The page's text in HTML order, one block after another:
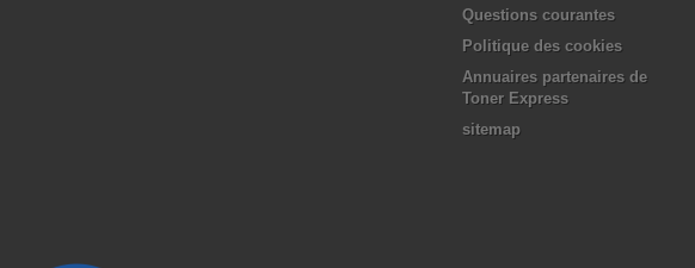
Questions courantes
Politique des cookies
Annuaires partenaires de
Toner Express
sitemap